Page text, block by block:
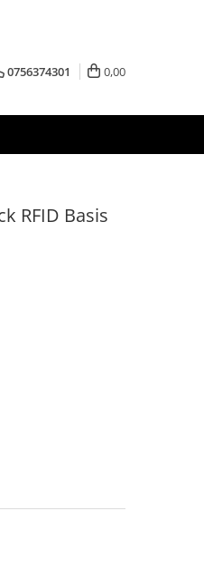
0756374301 0,00
RFID Basis